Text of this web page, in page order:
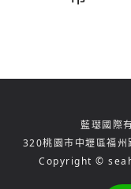
藍璱國際
320桃園市中壢區福
Copyright ©